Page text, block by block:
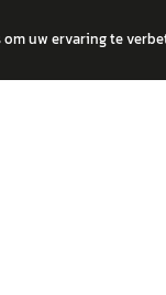
uw ervaring te